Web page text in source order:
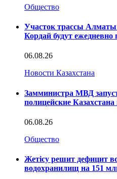
Общество
Участок трассы Алматы
Кордай будут
06.08.26
Новости Казахстана
Замминистра МВД
полицейские
06.08.26
Общество
Жетісу решит дефицит
водохранилищ на 151